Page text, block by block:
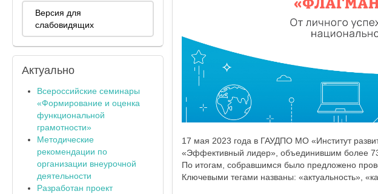
17 мая 2023 года в ГАУДПО МО «Институт
«Эффективный лидер», объединившим более 73
По итогам, собравшимся было предложено
Ключевыми тегами названы: «актуальность»,
Версия для
слабовидящих
Актуально
Всероссийские семинары
«Формирование и оценка
функциональной
грамотности»
Методические
рекомендации по
организации внеурочной
деятельности
Разработан проект